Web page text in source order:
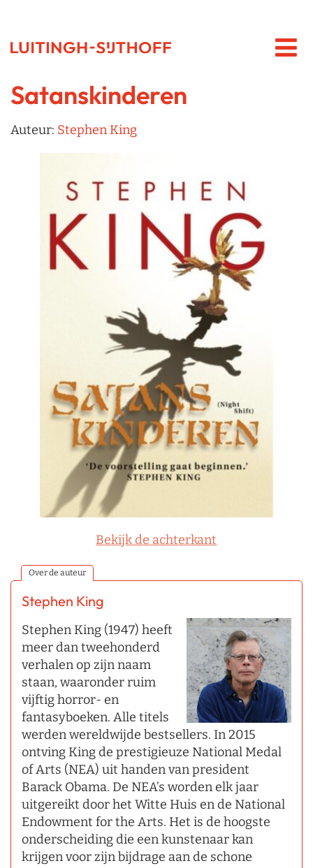
Satanskinderen
Auteur: Stephen King
Bekijk de achterkant
Over de auteur
Stephen King
Stephen King (1947) heeft
meer dan tweehonderd
verhalen op zijn naam
staan, waaronder ruim
vijftig horror- en
fantasyboeken. Alle titels
werden wereldwijde bestsellers. In 2015
ontving King de prestigieuze National Medal
of Arts (NEA) uit handen van president
Barack Obama. De NEA’s worden elk jaar
uitgereikt door het Witte Huis en de National
Endowment for the Arts. Het is de hoogste
onderscheiding die een kunstenaar kan
krijgen voor zijn bijdrage aan de schone